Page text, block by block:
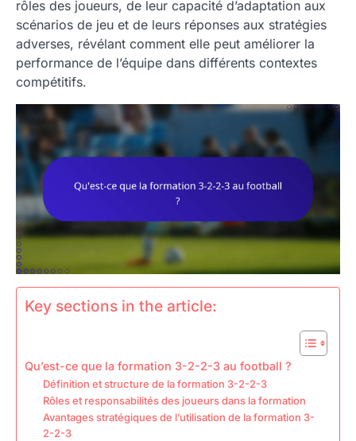
rôles des joueurs, de leur capacité d’adaptation aux
scénarios de jeu et de leurs réponses aux stratégies
adverses, révélant comment elle peut améliorer la
performance de l’équipe dans différents contextes
compétitifs.
Key sections in the article:
Qu’est-ce que la formation 3-2-2-3 au football ?
Définition et structure de la formation 3-2-2-3
Rôles et responsabilités des joueurs dans la formation
Avantages stratégiques de l’utilisation de la formation 3-
2-2-3